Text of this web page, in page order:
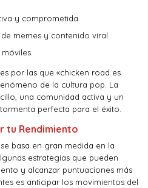
y comprometida.
memes y contenido viral.
por las que «chicken road es
de la cultura pop. La
una comunidad activa y un
perfecta para el éxito.
tu Rendimiento
basa en gran medida en la
estrategias que pueden
y alcanzar puntuaciones más
es anticipar los movimientos del